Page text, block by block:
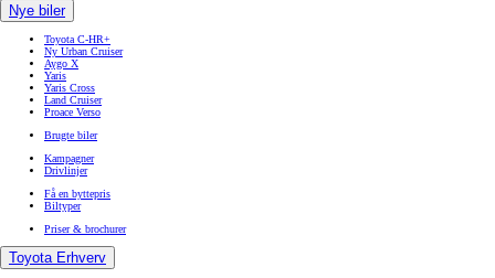
Nye biler
Toyota C-HR+
Ny Urban Cruiser
Aygo X
Yaris
Yaris Cross
Land Cruiser
Proace Verso
Brugte biler
Kampagner
Drivlinjer
Få en byttepris
Biltyper
Priser & brochurer
Toyota Erhverv